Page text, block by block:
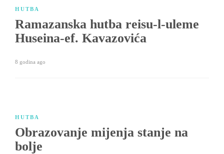
HUTBA
Ramazanska hutba reisu-l-uleme
Huseina-ef. Kavazovića
8 godina ago
HUTBA
Obrazovanje mijenja stanje na
bolje